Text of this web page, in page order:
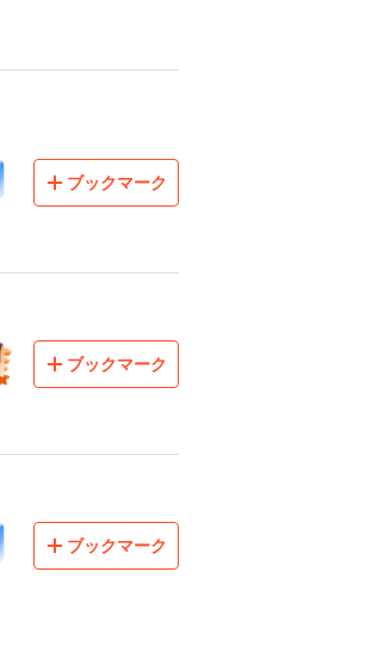
ブックマーク
ブックマーク
ブックマーク